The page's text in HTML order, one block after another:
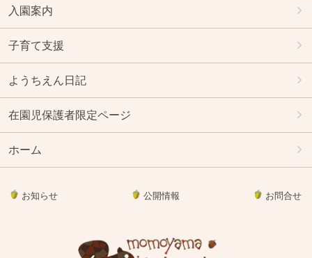
入園案内
子育て支援
ようちえん日記
在園児保護者限定ページ
ホーム
お知らせ 公開情報 お問合せ